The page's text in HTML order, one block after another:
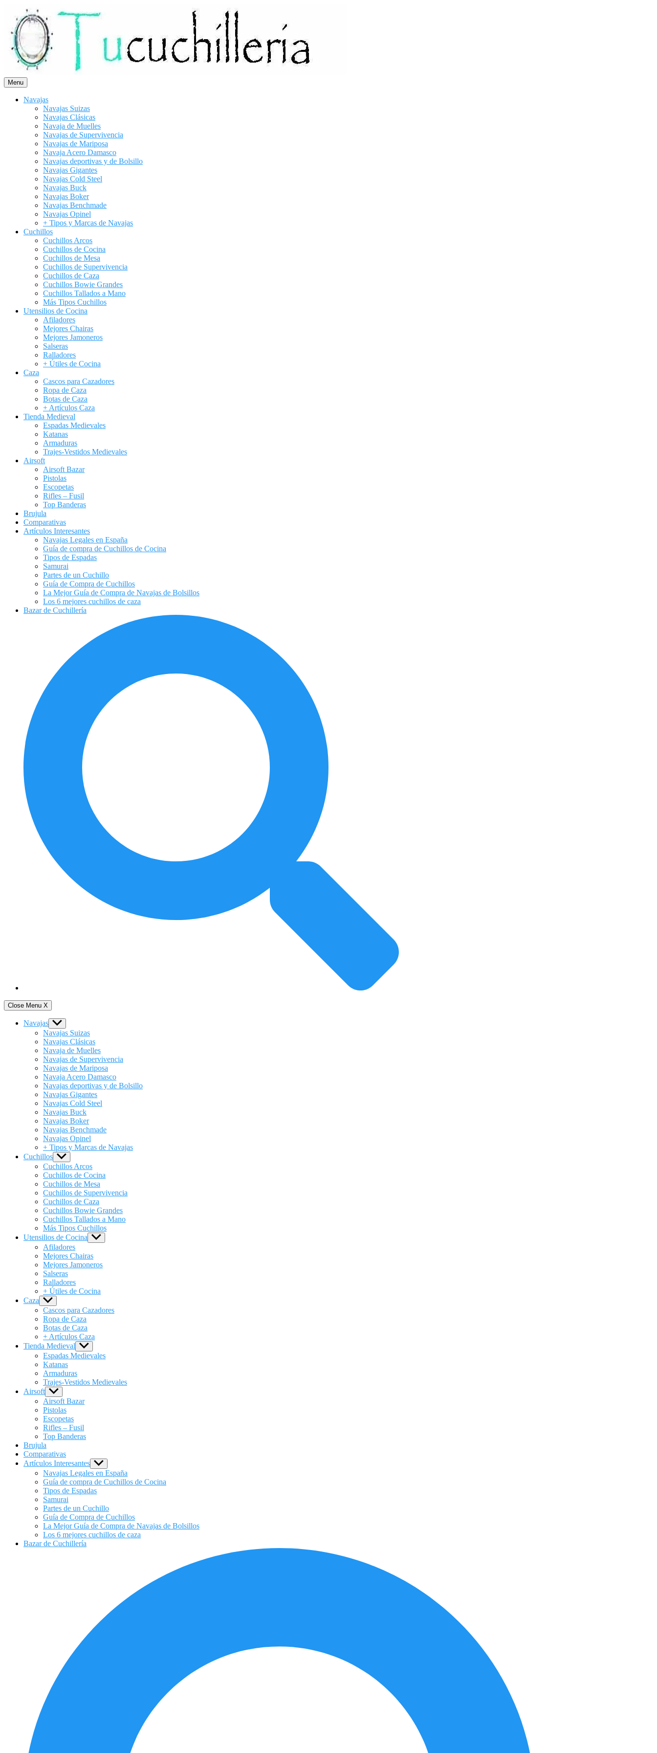
contenido
Menu
Navajas
Navajas Suizas
Navajas Clásicas
Navaja de Muelles
Navajas de Supervivencia
Navajas de Mariposa
Navaja Acero Damasco
Navajas deportivas y de Bolsillo
Navajas Gigantes
Navajas Cold Steel
Navajas Buck
Navajas Boker
Navajas Benchmade
Navajas Opinel
+ Tipos y Marcas de Navajas
Cuchillos
Cuchillos Arcos
Cuchillos de Cocina
Cuchillos de Mesa
Cuchillos de Supervivencia
Cuchillos de Caza
Cuchillos Bowie Grandes
Cuchillos Tallados a Mano
Más Tipos Cuchillos
Utensilios de Cocina
Afiladores
Mejores Chairas
Mejores Jamoneros
Salseras
Ralladores
+ Útiles de Cocina
Caza
Cascos para Cazadores
Ropa de Caza
Botas de Caza
+ Artículos Caza
Tienda Medieval
Espadas Medievales
Katanas
Armaduras
Trajes-Vestidos Medievales
Airsoft
Airsoft Bazar
Pistolas
Escopetas
Rifles – Fusil
Top Banderas
Brujula
Comparativas
Artículos Interesantes
Navajas Legales en España
Guía de compra de Cuchillos de Cocina
Tipos de Espadas
Samurai
Partes de un Cuchillo
Guía de Compra de Cuchillos
La Mejor Guía de Compra de Navajas de Bolsillos
Los 6 mejores cuchillos de caza
Bazar de Cuchillería
Close Menu X
Navajas Show
sub
menu
Navajas Suizas
Navajas Clásicas
Navaja de Muelles
Navajas de Supervivencia
Navajas de Mariposa
Navaja Acero Damasco
Navajas deportivas y de Bolsillo
Navajas Gigantes
Navajas Cold Steel
Navajas Buck
Navajas Boker
Navajas Benchmade
Navajas Opinel
+ Tipos y Marcas de Navajas
Cuchillos Show
sub
menu
Cuchillos Arcos
Cuchillos de Cocina
Cuchillos de Mesa
Cuchillos de Supervivencia
Cuchillos de Caza
Cuchillos Bowie Grandes
Cuchillos Tallados a Mano
Más Tipos Cuchillos
Utensilios de Cocina Show
sub
Afiladores
Mejores Chairas
Mejores Jamoneros
Salseras
Ralladores
+ Útiles de Cocina
Caza Show
sub
menu
Cascos para Cazadores
Ropa de Caza
Botas de Caza
+ Artículos Caza
Tienda Medieval Show
sub
menu
Espadas Medievales
Katanas
Armaduras
Trajes-Vestidos Medievales
Airsoft Show
sub
menu
Airsoft Bazar
Pistolas
Escopetas
Rifles – Fusil
Top Banderas
Brujula
Comparativas
Artículos Interesantes Show
sub
menu
Navajas Legales en España
Guía de compra de Cuchillos de Cocina
Tipos de Espadas
Samurai
Partes de un Cuchillo
Guía de Compra de Cuchillos
La Mejor Guía de Compra de Navajas de Bolsillos
Los 6 mejores cuchillos de caza
Bazar de Cuchillería